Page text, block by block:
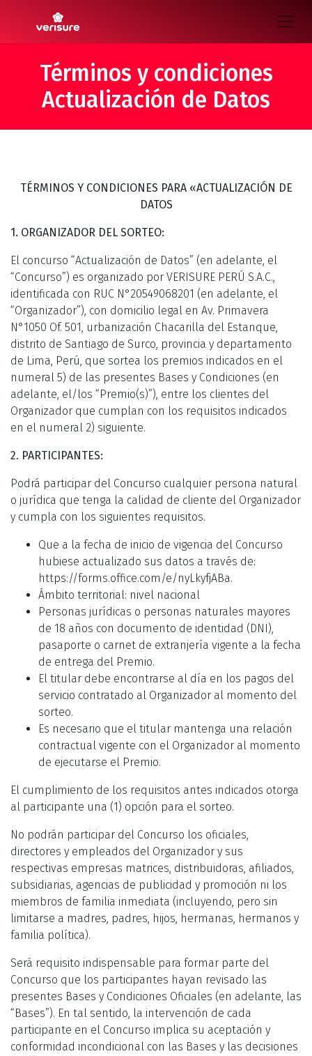
Términos y condiciones
Actualización de Datos
TÉRMINOS Y CONDICIONES PARA «ACTUALIZACIÓN DE
DATOS
1. ORGANIZADOR DEL SORTEO:
El concurso “Actualización de Datos” (en adelante, el
“Concurso”) es organizado por VERISURE PERÚ S.A.C.,
identificada con RUC N°20549068201 (en adelante, el
“Organizador”), con domicilio legal en Av. Primavera
N°1050 Of. 501, urbanización Chacarilla del Estanque,
distrito de Santiago de Surco, provincia y departamento
de Lima, Perú, que sortea los premios indicados en el
numeral 5) de las presentes Bases y Condiciones (en
adelante, el/los “Premio(s)”), entre los clientes del
Organizador que cumplan con los requisitos indicados
en el numeral 2) siguiente.
2. PARTICIPANTES:
Podrá participar del Concurso cualquier persona natural
o jurídica que tenga la calidad de cliente del Organizador
y cumpla con los siguientes requisitos.
Que a la fecha de inicio de vigencia del Concurso
hubiese actualizado sus datos a través de:
https://forms.office.com/e/nyLkyfjABa.
Ámbito territorial: nivel nacional
Personas jurídicas o personas naturales mayores
de 18 años con documento de identidad (DNI),
pasaporte o carnet de extranjería vigente a la fecha
de entrega del Premio.
El titular debe encontrarse al día en los pagos del
servicio contratado al Organizador al momento del
sorteo.
Es necesario que el titular mantenga una relación
contractual vigente con el Organizador al momento
de ejecutarse el Premio.
El cumplimiento de los requisitos antes indicados otorga
al participante una (1) opción para el sorteo.
No podrán participar del Concurso los oficiales,
directores y empleados del Organizador y sus
respectivas empresas matrices, distribuidoras, afiliados,
subsidiarias, agencias de publicidad y promoción ni los
miembros de familia inmediata (incluyendo, pero sin
limitarse a madres, padres, hijos, hermanas, hermanos y
familia política).
Será requisito indispensable para formar parte del
Concurso que los participantes hayan revisado las
presentes Bases y Condiciones Oficiales (en adelante, las
“Bases”). En tal sentido, la intervención de cada
participante en el Concurso implica su aceptación y
conformidad incondicional con las Bases y las decisiones